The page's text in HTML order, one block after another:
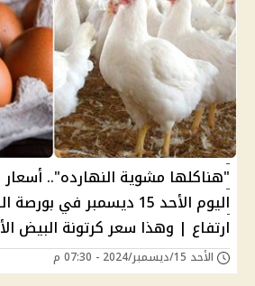
"هناكلها مشوية النهارده".. أسعار
اليوم الأحد 15 ديسمبر في
ارتفاع | وهذا سعر كرتونة البيض
الأحد 15/ديسمبر/2024 - 07:30 م